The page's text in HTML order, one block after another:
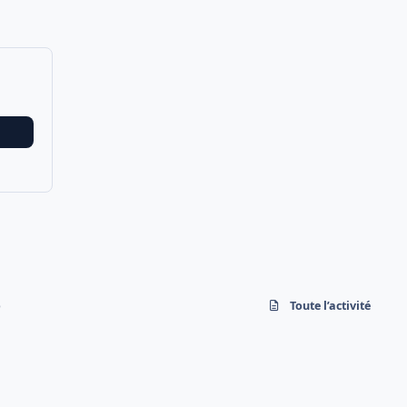
Toute l’activité